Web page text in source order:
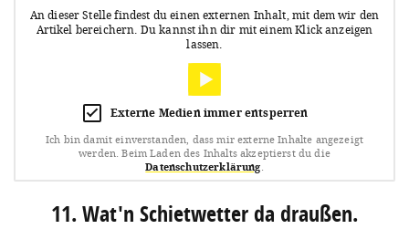
An dieser Stelle findest du einen externen Inhalt, mit dem wir den
Artikel bereichern. Du kannst ihn dir mit einem Klick anzeigen
lassen.
Externe Medien immer entsperren
Ich bin damit einverstanden, dass mir externe Inhalte angezeigt
werden. Beim Laden des Inhalts akzeptierst du die
Datenschutzerklärung
11. Wat'n Schietwetter da draußen.